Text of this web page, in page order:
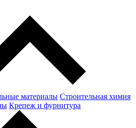
материалы Строительная химия
Крепеж и фурнитура